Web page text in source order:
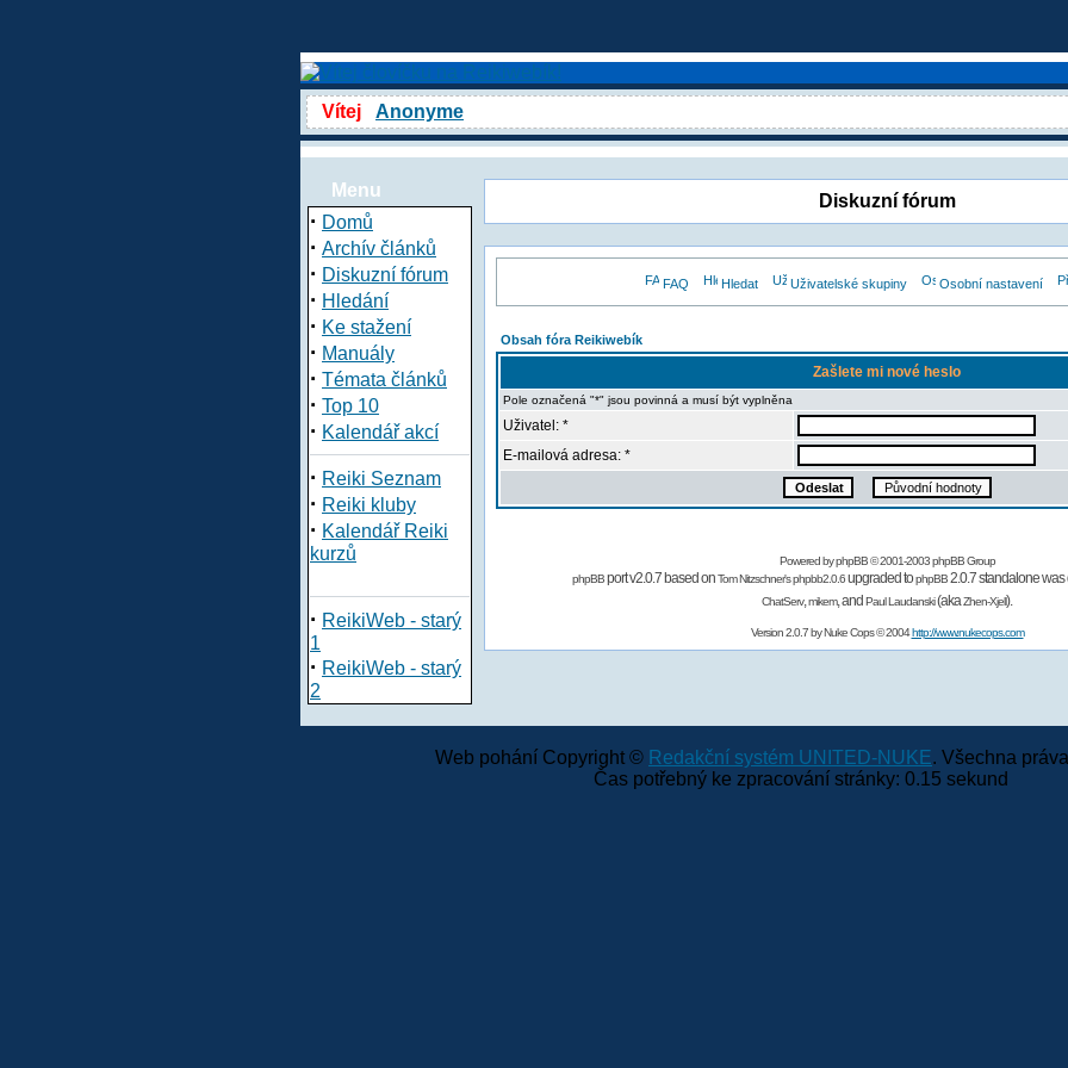
Vítej Anonyme
Menu
· Domů
· Archív článků
· Diskuzní fórum
· Hledání
· Ke stažení
· Manuály
· Témata článků
· Top 10
· Kalendář akcí
· Reiki Seznam
· Reiki kluby
· Kalendář Reiki
kurzů
· ReikiWeb - starý
1
· ReikiWeb - starý
2
Diskuzní fórum
FAQ Hledat Uživatelské skupiny Osobní nastavení
Obsah fóra Reikiwebík
Zašlete mi nové heslo
Pole označená "*" jsou povinná a musí být vyplněna
Uživatel: *
E-mailová adresa: *
Powered byphpBB© 2001-2003 phpBB Group
phpBBport v2.0.7 based onTom Nitzschner'sphpbb2.0.6upgraded tophpBB2.0.7 standalone
ChatServ,mikem,and Paul Laudanski(akaZhen-Xjell).
Version 2.0.7 byNuke Cops© 2004http://www.nukecops.com
Web pohání Copyright © Redakční systém UNITED-NUKE. Všechna
Čas potřebný ke zpracování stránky: 0.15 sekund